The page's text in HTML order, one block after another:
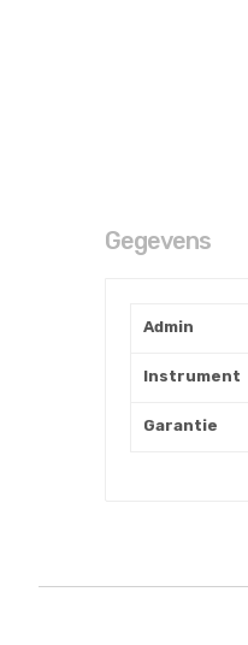
de
afbeeldingen-
Gegevens
informatie
Admin
Instrument
Garantie